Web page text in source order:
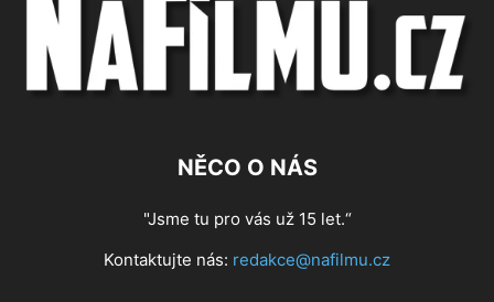
NĚCO O NÁS
"Jsme tu pro vás už 15 let.“
Kontaktujte nás: redakce@nafilmu.cz